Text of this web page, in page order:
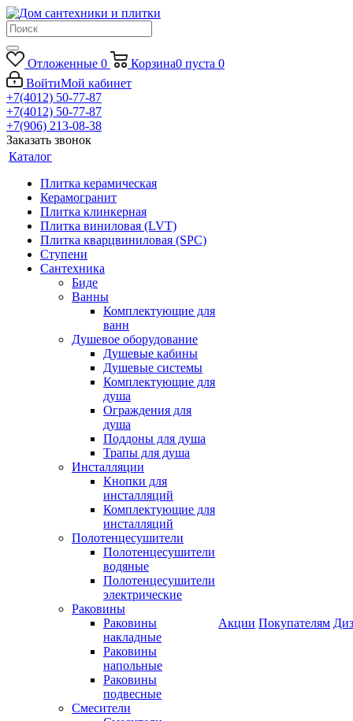
Отложенные 0 Корзина0 пуста 0
ВойтиМой кабинет
+7(4012) 50-77-87
+7(4012) 50-77-87
+7(906) 213-08-38
Заказать звонок
Каталог
Плитка керамическая
Керамогранит
Плитка клинкерная
Плитка виниловая (LVT)
Плитка кварцвиниловая (SPC)
Ступени
Сантехника
Биде
Ванны
Комплектующие для
ванн
Душевое оборудование
Душевые кабины
Душевые системы
Комплектующие для
душа
Ограждения для
душа
Поддоны для душа
Трапы для душа
Инсталляции
Кнопки для
инсталляций
Комплектующие для
инсталляций
Полотенцесушители
Полотенцесушители
водяные
Полотенцесушители
электрические
Раковины
Раковины
накладные
Раковины
напольные
Раковины
подвесные
Смесители
Акции Покупателям